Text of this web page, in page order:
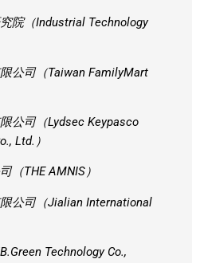
院（Industrial Technology
公司（Taiwan FamilyMart
公司（Lydsec Keypasco
Ltd.）
（THE AMNIS）
公司（Jialian International
Technology Co.,